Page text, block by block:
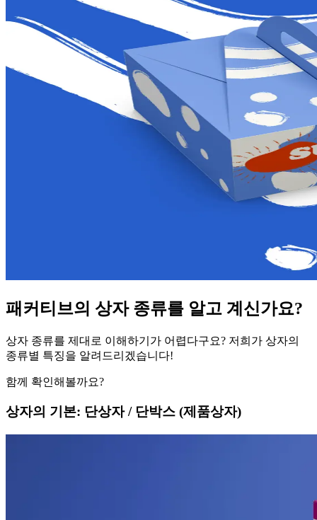
패커티브의 상자 종류를 알고 계신가요?
상자 종류를 제대로 이해하기가 어렵다구요? 저희가 상자의
종류별 특징을 알려드리겠습니다!
함께 확인해볼까요?
상자의 기본: 단상자 / 단박스 (제품상자)